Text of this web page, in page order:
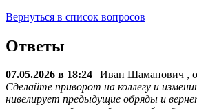
Вернуться в список вопросов
Ответы
07.05.2026 в 18:24 Иван Шаманович ,
Сделайте приворот на коллегу и
нивелирует предыдущие обряды и